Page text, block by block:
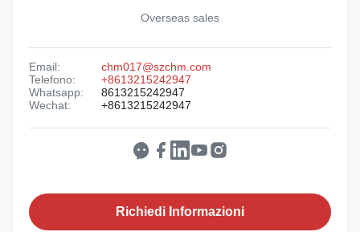
Overseas sales
Email:
chm017@szchm.com
Telefono:
+8613215242947
Whatsapp:
8613215242947
Wechat:
+8613215242947
Richiedi Informazioni